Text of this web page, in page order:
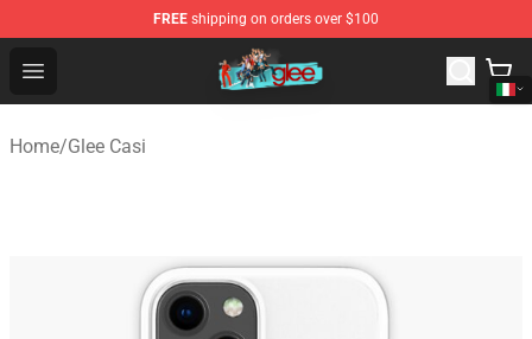
FREE shipping on orders over $100
Open menu
Glee Store - Official Glee Merchandise Shop
Home/Glee Casi